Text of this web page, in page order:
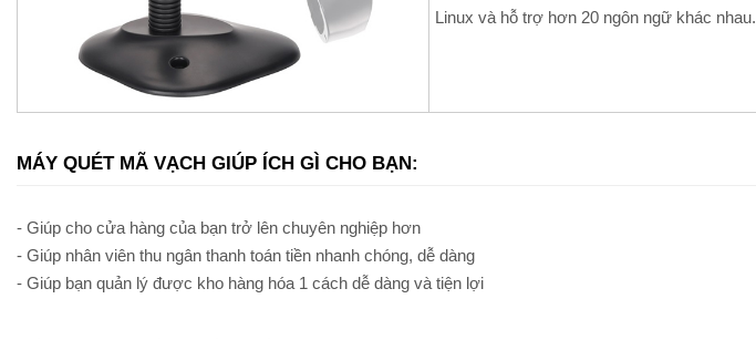
Linux và hỗ trợ hơn 20 ngôn ngữ khác nhau.
MÁY QUÉT MÃ VẠCH GIÚP ÍCH GÌ CHO BẠN:
- Giúp cho cửa hàng của bạn trở lên chuyên nghiệp hơn
- Giúp nhân viên thu ngân thanh toán tiền nhanh chóng, dễ dàng
- Giúp bạn quản lý được kho hàng hóa 1 cách dễ dàng và tiện lợi